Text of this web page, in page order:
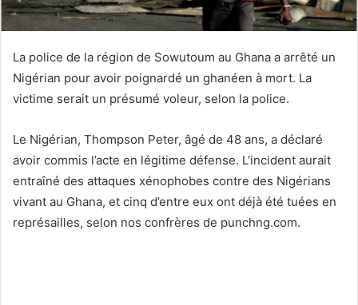
La police de la région de Sowutoum au Ghana a arrêté un
Nigérian pour avoir poignardé un ghanéen à mort. La
victime serait un présumé voleur, selon la police.
Le Nigérian, Thompson Peter, âgé de 48 ans, a déclaré
avoir commis l’acte en légitime défense. L’incident aurait
entraîné des attaques xénophobes contre des Nigérians
vivant au Ghana, et cinq d’entre eux ont déjà été tuées en
représailles, selon nos confrères de punchng.com.